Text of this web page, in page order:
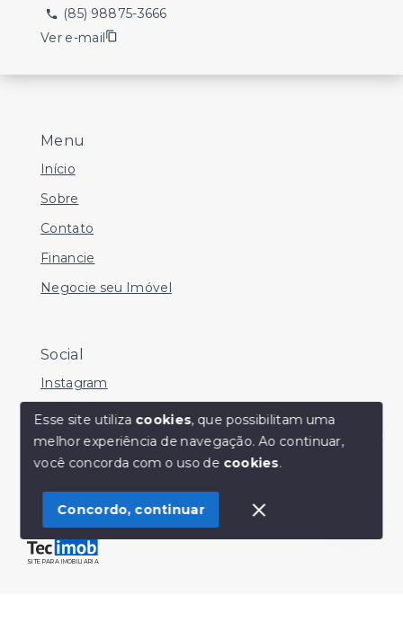
Olá! Estamos disponíveis para te ajudar.
Menu
Início
Sobre
Contato
Financie
Negocie seu Imóvel
Social
Instagram
Facebook
Youtube
© Copyright 2026 - Sérgio Silveira Imóveis - Todos os
direitos reservados
SITE PARA IMOBILIARIA
(85) 98875-3666
Ver e-mail
Esse site utiliza cookies, que possibilitam uma
melhor experiência de navegação.Ao continuar,
você concorda com o uso de cookies.
Concordo, continuar